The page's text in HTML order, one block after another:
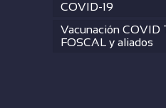
COVID-19
Vacunación COVID
FOSCAL y aliados